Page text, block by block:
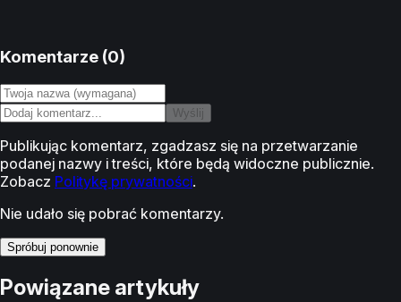
Komentarze (0)
Wyślij
Publikując komentarz, zgadzasz się na przetwarzanie
podanej nazwy i treści, które będą widoczne publicznie.
Zobacz Politykę prywatności.
Nie udało się pobrać komentarzy.
Spróbuj ponownie
Powiązane artykuły